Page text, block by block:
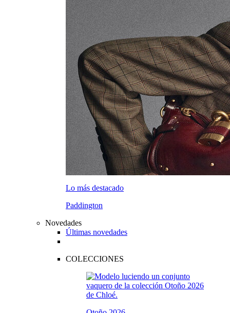
Lo más destacado
Paddington
Novedades
Últimas novedades
COLECCIONES